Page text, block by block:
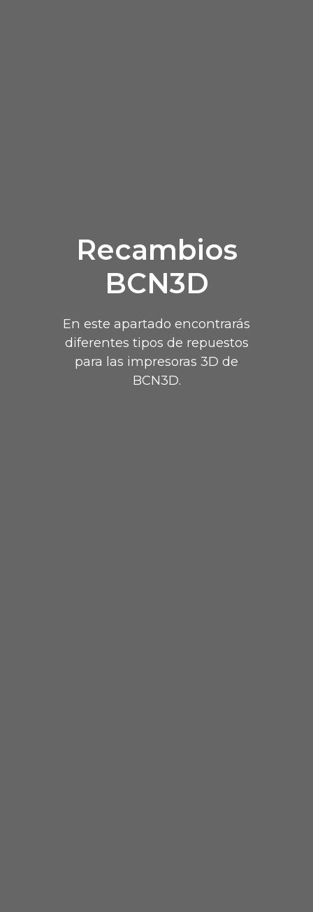
Recambios
BCN3D
En este apartado encontrarás
diferentes tipos de repuestos
para las impresoras 3D de
BCN3D.